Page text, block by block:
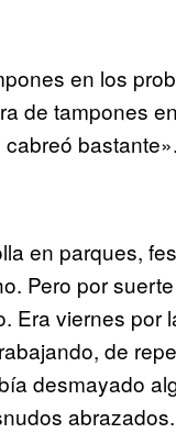
en los
de tampones
bastante».
en parques,
Pero por
Era viernes
de
desmayado